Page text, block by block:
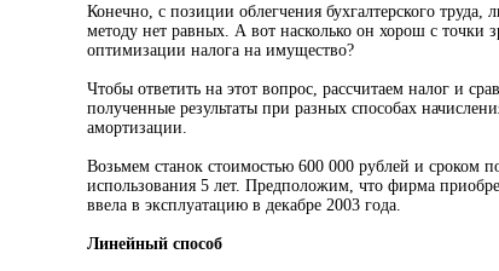
Конечно, с позиции облегчения бухгалтерского труда,
методу нет равных. А вот насколько он хорош с точки
оптимизации налога на имущество?
Чтобы ответить на этот вопрос, рассчитаем налог и
полученные результаты при разных способах
амортизации.
Возьмем станок стоимостью 600 000 рублей и сроком
использования 5 лет. Предположим, что фирма
ввела в эксплуатацию в декабре 2003 года.
Линейный способ